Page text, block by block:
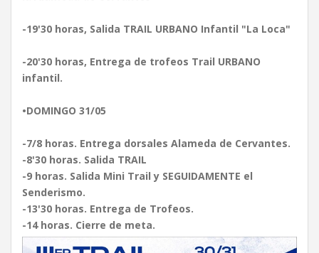
-19'30 horas, Salida TRAIL URBANO Infantil "La Loca"
-20'30 horas, Entrega de trofeos Trail URBANO
infantil.
•DOMINGO 31/05
-7/8 horas. Entrega dorsales Alameda de Cervantes.
-8'30 horas. Salida TRAIL
-9 horas. Salida Mini Trail y SEGUIDAMENTE el
Senderismo.
-13'30 horas. Entrega de Trofeos.
-14 horas. Cierre de meta.